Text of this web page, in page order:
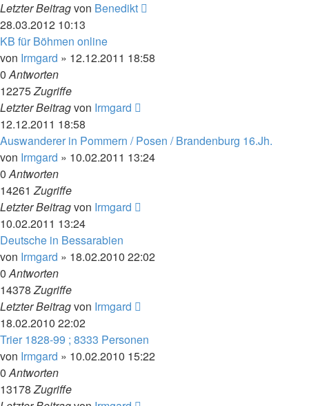
Letzter Beitragvon Benedikt
28.03.2012 10:13
KB für Böhmen online
von Irmgard » 12.12.2011 18:58
0Antworten
12275Zugriffe
Letzter Beitragvon Irmgard
12.12.2011 18:58
Auswanderer in Pommern / Posen / Brandenburg 16.Jh.
von Irmgard » 10.02.2011 13:24
0Antworten
14261Zugriffe
Letzter Beitragvon Irmgard
10.02.2011 13:24
Deutsche in Bessarabien
von Irmgard » 18.02.2010 22:02
0Antworten
14378Zugriffe
Letzter Beitragvon Irmgard
18.02.2010 22:02
Trier 1828-99 ; 8333 Personen
von Irmgard » 10.02.2010 15:22
0Antworten
13178Zugriffe